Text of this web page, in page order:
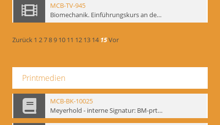
MCB-TV-945
Biomechanik. Einführungskurs an der HfS "Ernst Busch" 1995 (Vorarbeiten zu den Inszenierungen von T. Ostermeier u. Chr. v. Treskow). Teil 2
Zurück 1 2789 10 11 12 13 14 15Vor
Printmedien
MCB-BK-10025
Meyerhold - interne Signatur: BM-prt-233